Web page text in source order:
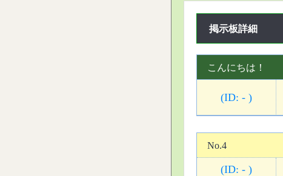
掲示板詳細
こんにちは！
(ID: - )
No.4
(ID: - )